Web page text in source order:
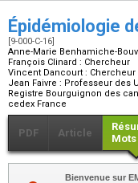
Épidémiologie
[9-000-C-16]
Anne-Marie Benhamiche-
François Clinard : Chercheur
Vincent Dancourt : Chercheur
Jean Faivre : Professeur des
Registre Bourguignon des
cedex France
PDF Article
Bienvenue sur